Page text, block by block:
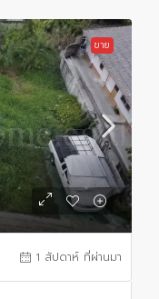
ขาย
1 สัปดาห์ ที่ผ่านมา